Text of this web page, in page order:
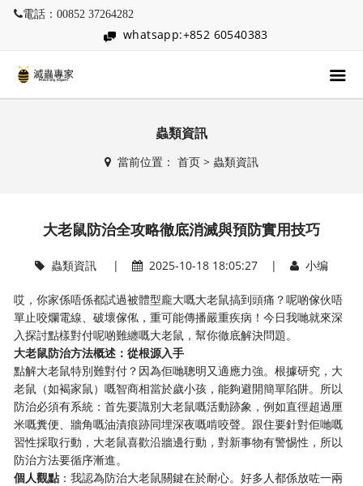
電話：00852 37264282
whatsapp:+852 60540383
蟲類資訊
當前位置： 首页> 蟲類資訊
大老鼠防治全攻略徹底消滅與預防實用技巧
蟲類資訊| 2025-10-18 18:05:27 | 小编
哎，你家係唔係都試過被體型龐大嘅大老鼠搞到頭痛？呢啲傢伙唔
單止咬爛電線、破壞傢俬，重可能傳播嚴重疾病！今日我哋就來深
入探討點樣對付呢啲難纏嘅大老鼠，幫你徹底解決問題。
​大老鼠防治方法概述：從根源入手​
點解大老鼠特別難對付？因為佢哋聰明又適應力強。根據研究，大
老鼠（如褐家鼠）嘅智商相當於歲小孩，能夠避開簡單陷阱。所以
防治必須有系統：首先要識別大老鼠嘅活動跡象，例如直徑超過厘
米嘅糞便、牆角嘅油漬痕跡同埋深夜嘅啃咬聲。跟住要針對佢哋嘅
習性採取行動，大老鼠喜歡沿牆邊行動，對新事物有警惕性，所以
防治方法要循序漸進。
​個人觀點​ ​：我認為防治大老鼠關鍵在於耐心。好多人都係放咗一兩